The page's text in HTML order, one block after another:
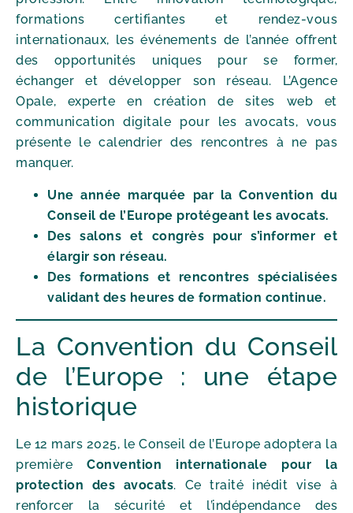
formations certifiantes et rendez-vous
internationaux, les événements de l’année offrent
des opportunités uniques pour se former,
échanger et développer son réseau. L’Agence
Opale, experte en création de sites web et
communication digitale pour les avocats, vous
présente le calendrier des rencontres à ne pas
manquer.
Une année marquée par la Convention du
Conseil de l’Europe protégeant les avocats.
Des salons et congrès pour s’informer et
élargir son réseau.
Des formations et rencontres spécialisées
validant des heures de formation continue.
La Convention du Conseil
de l’Europe : une étape
historique
Le 12 mars 2025, le Conseil de l’Europe adoptera la
première Convention internationale pour la
protection des avocats. Ce traité inédit vise à
renforcer la sécurité et l’indépendance des